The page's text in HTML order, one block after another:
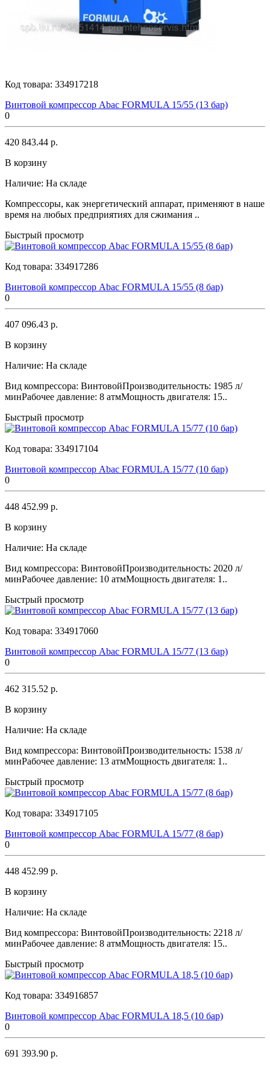
Код товара: 334917218
Винтовой компрессор Abac FORMULA 15/55 (13 бар)
0
420 843.44 р.
В корзину
Наличие: На складе
Компрессоры, как энергетический аппарат, применяют в наше
время на любых предприятиях для сжимания ..
Быстрый просмотр
Код товара: 334917286
Винтовой компрессор Abac FORMULA 15/55 (8 бар)
0
407 096.43 р.
В корзину
Наличие: На складе
Вид компрессора: ВинтовойПроизводительность: 1985 л/
минРабочее давление: 8 атмМощность двигателя: 15..
Быстрый просмотр
Код товара: 334917104
Винтовой компрессор Abac FORMULA 15/77 (10 бар)
0
448 452.99 р.
В корзину
Наличие: На складе
Вид компрессора: ВинтовойПроизводительность: 2020 л/
минРабочее давление: 10 атмМощность двигателя: 1..
Быстрый просмотр
Код товара: 334917060
Винтовой компрессор Abac FORMULA 15/77 (13 бар)
0
462 315.52 р.
В корзину
Наличие: На складе
Вид компрессора: ВинтовойПроизводительность: 1538 л/
минРабочее давление: 13 атмМощность двигателя: 1..
Быстрый просмотр
Код товара: 334917105
Винтовой компрессор Abac FORMULA 15/77 (8 бар)
0
448 452.99 р.
В корзину
Наличие: На складе
Вид компрессора: ВинтовойПроизводительность: 2218 л/
минРабочее давление: 8 атмМощность двигателя: 15..
Быстрый просмотр
Код товара: 334916857
Винтовой компрессор Abac FORMULA 18,5 (10 бар)
0
691 393.90 р.